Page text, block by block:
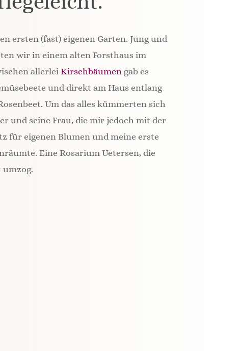
ersten (fast) eigenen Garten. Jung und
wir in einem alten Forsthaus im
allerlei Kirschbäumengab es
und direkt am Haus entlang
Um das alles kümmerten sich
und seine Frau, die mir jedoch mit der
für eigenen Blumen und meine erste
Eine Rosarium Uetersen, die
umzog.